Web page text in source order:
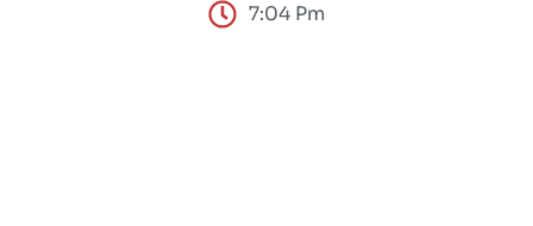
7:04 Pm